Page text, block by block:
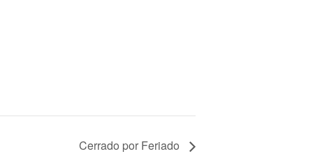
Cerrado por Feriado